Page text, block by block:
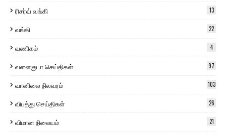
ரிசர்வ் வங்கி 13
வங்கி 22
வணிகம் 4
வளைகுடா செய்திகள் 97
வானிலை நிலவரம் 103
விபத்து செய்திகள் 26
விமான நிலையம் 21